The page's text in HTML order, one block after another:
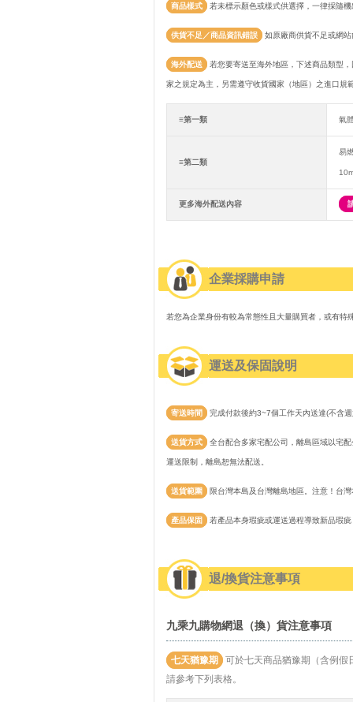
商品樣式 若未標示顏色或樣式供選擇，一律採隨
供貨不足／商品資訊錯誤 如原廠商供貨不足或網
海外配送 若您要寄送至海外地區，下述商品類型
家之規定為主，另需遵守收貨國家（地區）之進口規
≡第一類 氣
≡第二類
易
更多海外配送內容
企業採購申請
若您為企業身份有較為常態性且大量購買者，或有特
運送及保固說明
寄送時間 完成付款後約3~7個工作天內送達(不含
送貨方式 全台配合多家宅配公司，離島區域以宅
運送限制，離島恕無法配送。
送貨範圍 限台灣本島及台灣離島地區。注意！台
產品保固 若產品本身瑕疵或運送過程導致新品瑕
退/換貨注意事項
九乘九購物網退（換）貨注意事項
七天猶豫期
可於七天商品猶豫期（含例假
請參考下列表格。